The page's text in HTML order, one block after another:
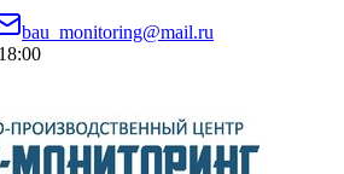
bau_monitoring@mail.ru